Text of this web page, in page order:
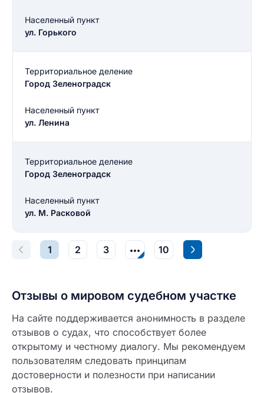
Населенный пункт
ул. Горького
Территориальное деление
Город Зеленоградск
Населенный пункт
ул. Ленина
Территориальное деление
Город Зеленоградск
Населенный пункт
ул. М. Расковой
1 2 3 10
Отзывы о мировом судебном участке
На сайте поддерживается анонимность в разделе
отзывов о судах, что способствует более
открытому и честному диалогу. Мы рекомендуем
пользователям следовать принципам
достоверности и полезности при написании
отзывов.
Текст отзыва
Введите свое имя
Введите свой номер телефона
Ответ на отзыв
Название населенного пункта
НАЙТИ МЕНЯ